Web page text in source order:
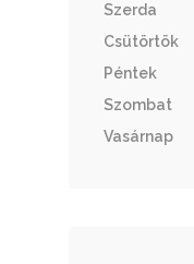
Szerda
Csütörtök
Péntek
Szombat
Vasárnap